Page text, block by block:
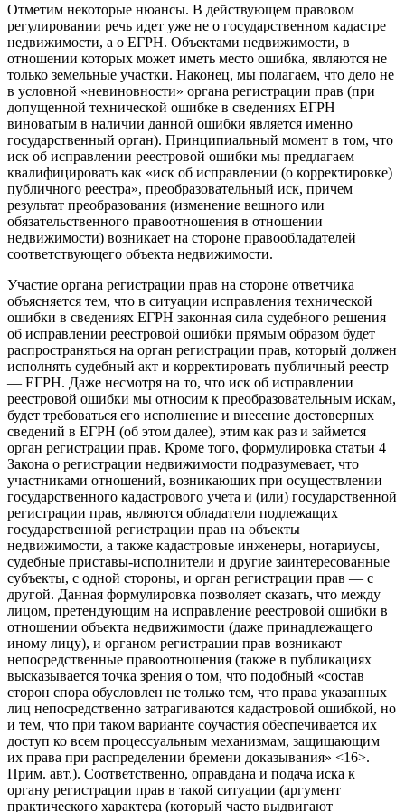
Отметим некоторые нюансы. В действующем правовом
регулировании речь идет уже не о государственном кадастре
недвижимости, а о ЕГРН. Объектами недвижимости, в
отношении которых может иметь место ошибка, являются не
только земельные участки. Наконец, мы полагаем, что дело не
в условной «невиновности» органа регистрации прав (при
допущенной технической ошибке в сведениях ЕГРН
виноватым в наличии данной ошибки является именно
государственный орган). Принципиальный момент в том, что
иск об исправлении реестровой ошибки мы предлагаем
квалифицировать как «иск об исправлении (о корректировке)
публичного реестра», преобразовательный иск, причем
результат преобразования (изменение вещного или
обязательственного правоотношения в отношении
недвижимости) возникает на стороне правообладателей
соответствующего объекта недвижимости.
Участие органа регистрации прав на стороне ответчика
объясняется тем, что в ситуации исправления технической
ошибки в сведениях ЕГРН законная сила судебного решения
об исправлении реестровой ошибки прямым образом будет
распространяться на орган регистрации прав, который должен
исполнять судебный акт и корректировать публичный реестр
— ЕГРН. Даже несмотря на то, что иск об исправлении
реестровой ошибки мы относим к преобразовательным искам,
будет требоваться его исполнение и внесение достоверных
сведений в ЕГРН (об этом далее), этим как раз и займется
орган регистрации прав. Кроме того, формулировка статьи 4
Закона о регистрации недвижимости подразумевает, что
участниками отношений, возникающих при осуществлении
государственного кадастрового учета и (или) государственной
регистрации прав, являются обладатели подлежащих
государственной регистрации прав на объекты
недвижимости, а также кадастровые инженеры, нотариусы,
судебные приставы-исполнители и другие заинтересованные
субъекты, с одной стороны, и орган регистрации прав — с
другой. Данная формулировка позволяет сказать, что между
лицом, претендующим на исправление реестровой ошибки в
отношении объекта недвижимости (даже принадлежащего
иному лицу), и органом регистрации прав возникают
непосредственные правоотношения (также в публикациях
высказывается точка зрения о том, что подобный «состав
сторон спора обусловлен не только тем, что права указанных
лиц непосредственно затрагиваются кадастровой ошибкой, но
и тем, что при таком варианте соучастия обеспечивается их
доступ ко всем процессуальным механизмам, защищающим
их права при распределении бремени доказывания» <16>. —
Прим. авт.). Соответственно, оправдана и подача иска к
органу регистрации прав в такой ситуации (аргумент
практического характера (который часто выдвигают